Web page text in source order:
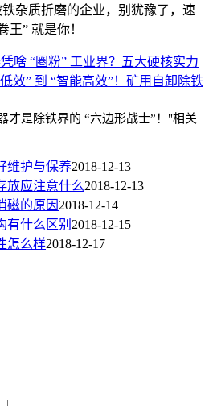
铁杂质折磨的企业，别犹豫了，速
王” 就是你！
啥 “圈粉” 工业界？五大硬核实力
效” 到 “智能高效”！矿用自卸除铁
才是除铁界的 “六边形战士”！"相关
维护与保养2018-12-13
放应注意什么2018-12-13
磁的原因 2018-12-14
有什么区别 2018-12-15
怎么样2018-12-17